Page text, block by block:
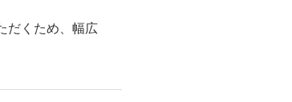
だくため、幅広